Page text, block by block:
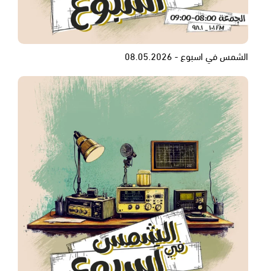
الشمس في اسبوع - 08.05.2026